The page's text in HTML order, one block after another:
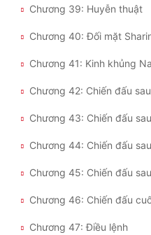
Xuyên Thư
Điền Văn
Đông Phương
Đông Phương Huyền Huyễn
Đồng Nhân
Chương 39: Huyễn thuật
Chương 40: Đối mặt
Chương 41: Kinh khủng
Chương 42: Chiến đấu
Chương 43: Chiến đấu
Chương 44: Chiến đấu
Chương 45: Chiến đấu
Chương 46: Chiến đấu
Chương 47: Điều lệnh